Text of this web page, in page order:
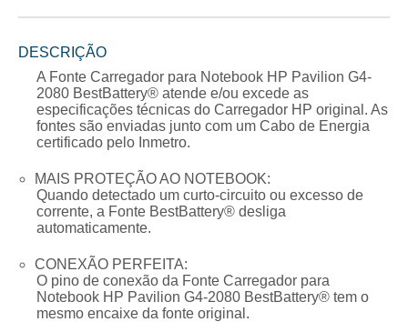
DESCRIÇÃO
A Fonte Carregador para Notebook HP Pavilion G4-
2080 BestBattery® atende e/ou excede as
especificações técnicas do Carregador HP original. As
fontes são enviadas junto com um Cabo de Energia
certificado pelo Inmetro.
MAIS PROTEÇÃO AO NOTEBOOK:
Quando detectado um curto-circuito ou excesso de
corrente, a Fonte BestBattery® desliga
automaticamente.
CONEXÃO PERFEITA:
O pino de conexão da Fonte Carregador para
Notebook HP Pavilion G4-2080 BestBattery® tem o
mesmo encaixe da fonte original.